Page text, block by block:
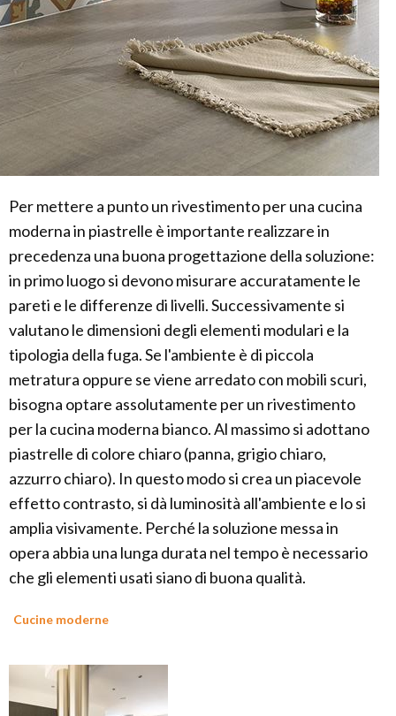
Per mettere a punto un rivestimento per una cucina
moderna in piastrelle è importante realizzare in
precedenza una buona progettazione della soluzione:
in primo luogo si devono misurare accuratamente le
pareti e le differenze di livelli. Successivamente si
valutano le dimensioni degli elementi modulari e la
tipologia della fuga. Se l'ambiente è di piccola
metratura oppure se viene arredato con mobili scuri,
bisogna optare assolutamente per un rivestimento
per la cucina moderna bianco. Al massimo si adottano
piastrelle di colore chiaro (panna, grigio chiaro,
azzurro chiaro). In questo modo si crea un piacevole
effetto contrasto, si dà luminosità all'ambiente e lo si
amplia visivamente. Perché la soluzione messa in
opera abbia una lunga durata nel tempo è necessario
che gli elementi usati siano di buona qualità.
Cucine moderne